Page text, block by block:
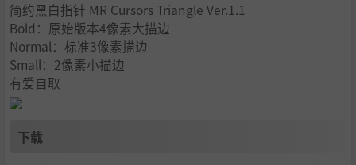
简约黑白指针 MR Cursors Triangle Ver.1.1
Bold：原始版本4像素大描边
Normal：标准3像素描边
Small：2像素小描边
有爱自取
下载